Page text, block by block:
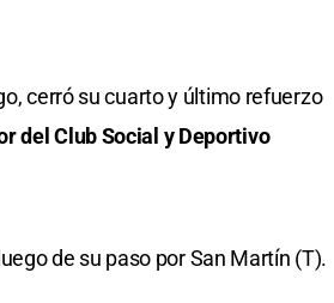
cerró su cuarto y último refuerzo
del Club Social y Deportivo
de su paso por San Martín (T).